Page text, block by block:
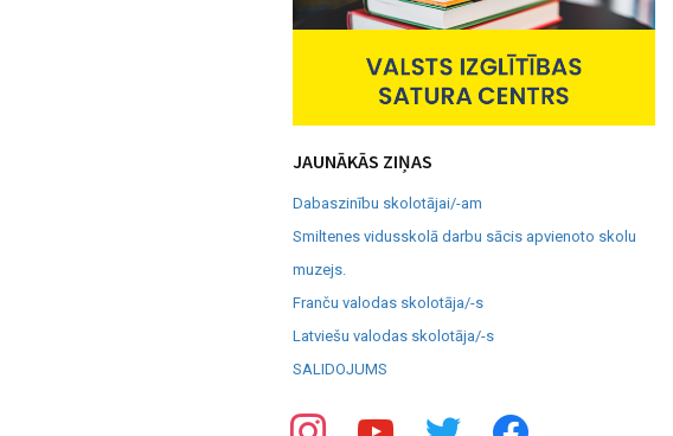
JAUNĀKĀS ZIŅAS
Dabaszinību skolotājai/-am
Smiltenes vidusskolā darbu sācis apvienoto skolu
muzejs.
Franču valodas skolotāja/-s
Latviešu valodas skolotāja/-s
SALIDOJUMS